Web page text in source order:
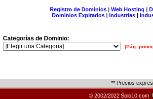
Registro de Dominios| Web Hosting |
Dominios Expirados | Industrias |
Categorías de Dominio:
[Pág.
** Precios
© 2002/2022 Solo10.com